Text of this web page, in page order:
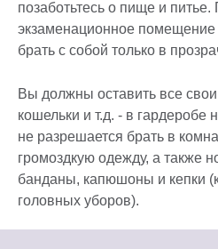
позаботьтесь о пище и питье.
экзаменационное
брать с собой только в
Вы должны оставить все
кошельки и т.д. - в гардеробе
не разрешается брать в
громоздкую одежду, а также
банданы, капюшоны и кепки
головных уборов).